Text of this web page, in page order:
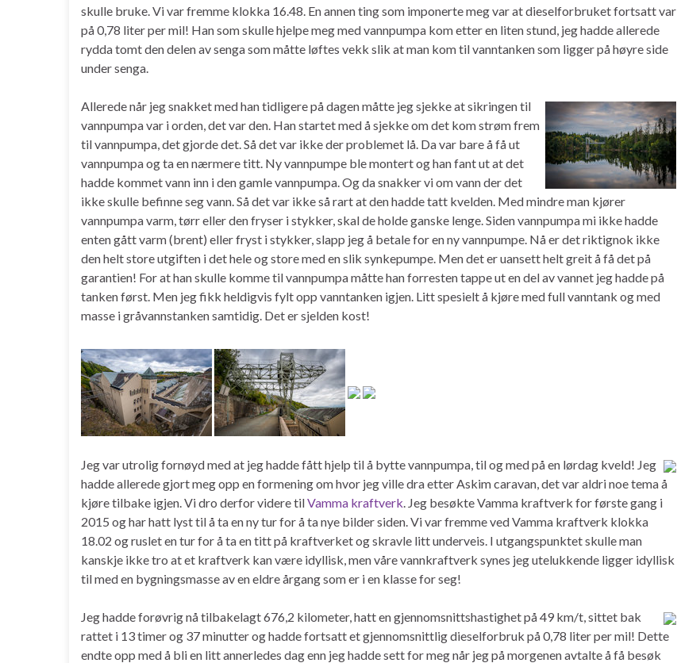
skulle bruke. Vi var fremme klokka 16.48. En annen ting som imponerte meg var at dieselforbruket fortsatt var
på 0,78 liter per mil! Han som skulle hjelpe meg med vannpumpa kom etter en liten stund, jeg hadde allerede
rydda tomt den delen av senga som måtte løftes vekk slik at man kom til vanntanken som ligger på høyre side
under senga.
Allerede når jeg snakket med han tidligere på dagen måtte jeg sjekke at sikringen til
vannpumpa var i orden, det var den. Han startet med å sjekke om det kom strøm frem
til vannpumpa, det gjorde det. Så det var ikke der problemet lå. Da var bare å få ut
vannpumpa og ta en nærmere titt. Ny vannpumpe ble montert og han fant ut at det
hadde kommet vann inn i den gamle vannpumpa. Og da snakker vi om vann der det
ikke skulle befinne seg vann. Så det var ikke så rart at den hadde tatt kvelden. Med mindre man kjører
vannpumpa varm, tørr eller den fryser i stykker, skal de holde ganske lenge. Siden vannpumpa mi ikke hadde
enten gått varm (brent) eller fryst i stykker, slapp jeg å betale for en ny vannpumpe. Nå er det riktignok ikke
den helt store utgiften i det hele og store med en slik synkepumpe. Men det er uansett helt greit å få det på
garantien! For at han skulle komme til vannpumpa måtte han forresten tappe ut en del av vannet jeg hadde på
tanken først. Men jeg fikk heldigvis fylt opp vanntanken igjen. Litt spesielt å kjøre med full vanntank og med
masse i gråvannstanken samtidig. Det er sjelden kost!
Jeg var utrolig fornøyd med at jeg hadde fått hjelp til å bytte vannpumpa, til og med på en lørdag kveld! Jeg
hadde allerede gjort meg opp en formening om hvor jeg ville dra etter Askim caravan, det var aldri noe tema å
kjøre tilbake igjen. Vi dro derfor videre tilVamma kraftverk. Jeg besøkte Vamma kraftverk for første gang i
2015 og har hatt lyst til å ta en ny tur for å ta nye bilder siden. Vi var fremme ved Vamma kraftverk klokka
18.02 og ruslet en tur for å ta en titt på kraftverket og skravle litt underveis. I utgangspunktet skulle man
kanskje ikke tro at et kraftverk kan være idyllisk, men våre vannkraftverk synes jeg utelukkende ligger idyllisk
til med en bygningsmasse av en eldre årgang som er i en klasse for seg!
Jeg hadde forøvrig nå tilbakelagt 676,2 kilometer, hatt en gjennomsnittshastighet på 49 km/t, sittet bak
rattet i 13 timer og 37 minutter og hadde fortsatt et gjennomsnittlig dieselforbruk på 0,78 liter per mil! Dette
endte opp med å bli en litt annerledes dag enn jeg hadde sett for meg når jeg på morgenen avtalte å få besøk